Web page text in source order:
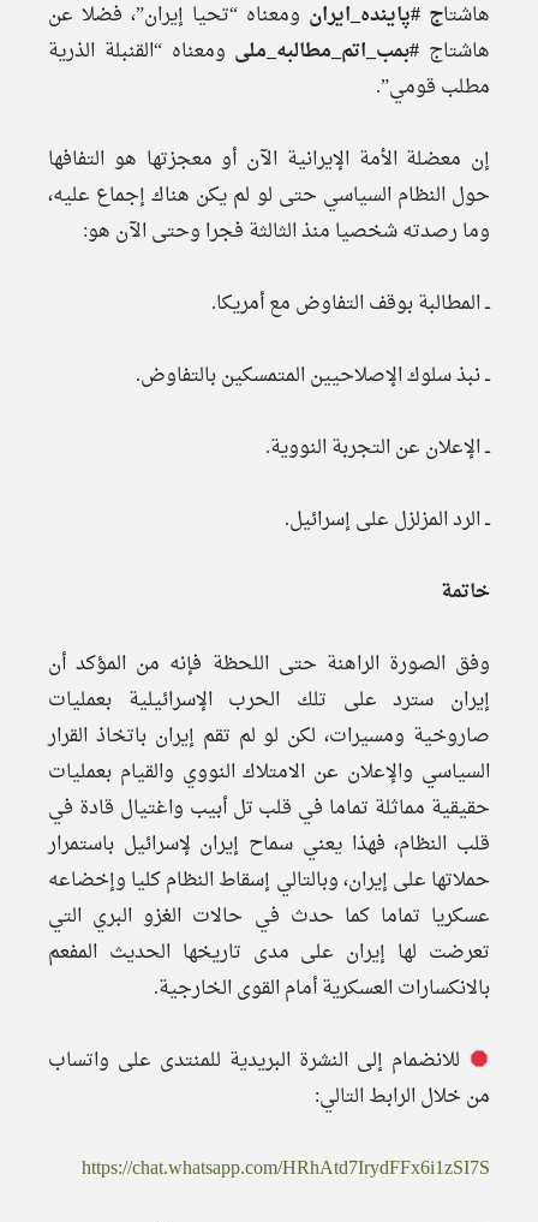
هاشتاج #پاینده_ایران ومعناه “تحيا إيران”، فضلا عن
هاشتاج #بمب_اتم_مطالبه_ملی ومعناه “القنبلة الذرية
مطلب قومي”.
إن معضلة الأمة الإيرانية الآن أو معجزتها هو التفافها
حول النظام السياسي حتى لو لم يكن هناك إجماع عليه،
وما رصدته شخصيا منذ الثالثة فجرا وحتى الآن هو:
ــ المطالبة بوقف التفاوض مع أمريكا.
ــ نبذ سلوك الإصلاحيين المتمسكين بالتفاوض.
ــ الإعلان عن التجربة النووية.
ــ الرد المزلزل على إسرائيل.
خاتمة
وفق الصورة الراهنة حتى اللحظة فإنه من المؤكد أن
إيران سترد على تلك الحرب الإسرائيلية بعمليات
صاروخية ومسيرات، لكن لو لم تقم إيران باتخاذ القرار
السياسي والإعلان عن الامتلاك النووي والقيام بعمليات
حقيقية مماثلة تماما في قلب تل أبيب واغتيال قادة في
قلب النظام، فهذا يعني سماح إيران لإسرائيل باستمرار
حملاتها على إيران، وبالتالي إسقاط النظام كليا وإخضاعه
عسكريا تماما كما حدث في حالات الغزو البري التي
تعرضت لها إيران على مدى تاريخها الحديث المفعم
بالانكسارات العسكرية أمام القوى الخارجية.
للانضمام إلى النشرة البريدية للمنتدى على واتساب
من خلال الرابط التالي:
https://chat.whatsapp.com/HRhAtd7IrydFFx6i1zSI7S